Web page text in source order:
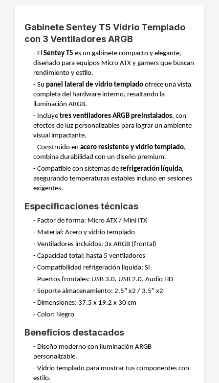
Gabinete Sentey T5 Vidrio Templado
con 3 Ventiladores ARGB
- El Sentey T5 es un gabinete compacto y elegante,
diseñado para equipos Micro ATX y gamers que buscan
rendimiento y estilo.
- Su panel lateral de vidrio templado ofrece una vista
completa del hardware interno, resaltando la
iluminación ARGB.
- Incluye tres ventiladores ARGB preinstalados, con
efectos de luz personalizables para lograr un ambiente
visual impactante.
- Construido en acero resistente y vidrio templado,
combina durabilidad con un diseño premium.
- Compatible con sistemas de refrigeración líquida,
asegurando temperaturas estables incluso en sesiones
exigentes.
Especificaciones técnicas
- Factor de forma: Micro ATX / Mini ITX
- Material: Acero y vidrio templado
- Ventiladores incluidos: 3x ARGB (frontal)
- Capacidad total: hasta 5 ventiladores
- Compatibilidad refrigeración líquida: Sí
- Puertos frontales: USB 3.0, USB 2.0, Audio HD
- Soporte almacenamiento: 2.5” x2 / 3.5” x2
- Dimensiones: 37.5 x 19.2 x 30 cm
- Color: Negro
Beneficios destacados
- Diseño moderno con iluminación ARGB
personalizable.
- Vidrio templado para mostrar tus componentes con
estilo.